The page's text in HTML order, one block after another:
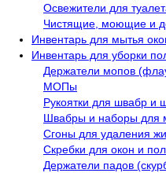
Освежители для
Чистящие, моющие и
Инвентарь для мытья
Инвентарь для уборки
Держатели мопов
МОПы
Рукоятки для швабр и
Швабры и наборы для
Сгоны для удаления
Скребки для окон и
Держатели падов